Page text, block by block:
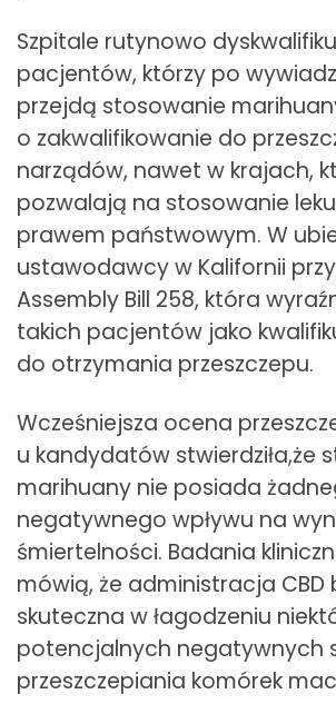
Szpitale rutynowo
pacjentów, którzy po
przejdą stosowanie
o zakwalifikowanie do
narządów, nawet w krajach,
pozwalają na stosowanie
prawem państwowym. W
ustawodawcy w Kalifornii
Assembly Bill 258, która
takich pacjentów jako
do otrzymania przeszczepu.
Wcześniejsza ocena
u kandydatów stwierdziła,że
marihuany nie posiada
negatywnego wpływu na
śmiertelności. Badania
mówią, że administracja CBD
skuteczna w łagodzeniu
potencjalnych negatywnych
przeszczepiania komórek